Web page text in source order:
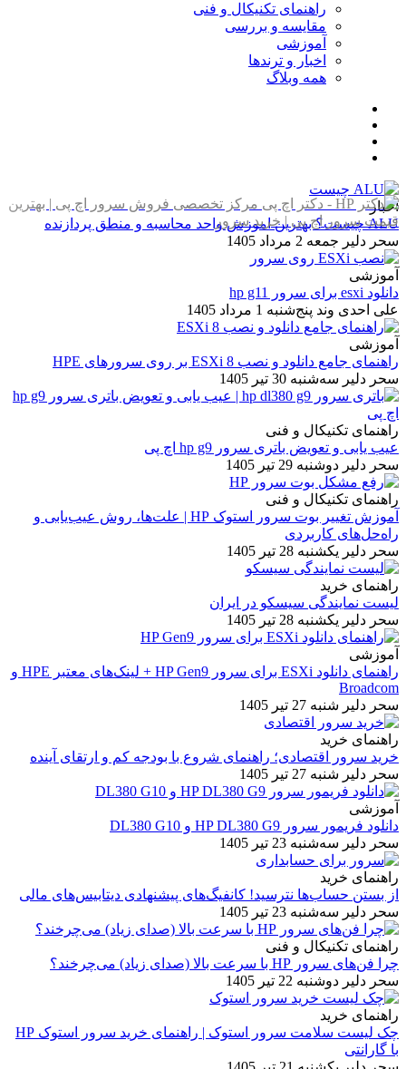
راهنمای تکنیکال و فنی
مقایسه و بررسی
آموزشی
اخبار و ترندها
همه وبلاگ
اخبار
ALU چیست؟ بهترین اموزش واحد محاسبه و منطق پردازنده
سحر دلیر جمعه 2 مرداد 1405
آموزشی
دانلود esxi برای سرور hp g11
علی احدی وند پنج‌شنبه 1 مرداد 1405
آموزشی
راهنمای جامع دانلود و نصب ESXi 8 بر روی سرورهای HPE
سحر دلیر سه‌شنبه 30 تیر 1405
راهنمای تکنیکال و فنی
عیب یابی و تعویض باتری سرور hp g9 اچ پی
سحر دلیر دوشنبه 29 تیر 1405
راهنمای تکنیکال و فنی
آموزش تغییر بوت سرور استوک HP | علت‌ها، روش عیب‌یابی و
راه‌حل‌های کاربردی
سحر دلیر یکشنبه 28 تیر 1405
راهنمای خرید
لیست نمایندگی سیسکو در ایران
سحر دلیر یکشنبه 28 تیر 1405
آموزشی
راهنمای دانلود ESXi برای سرور HP Gen9 + لینک‌های معتبر HPE و
Broadcom
سحر دلیر شنبه 27 تیر 1405
راهنمای خرید
خرید سرور اقتصادی؛ راهنمای شروع با بودجه کم و ارتقای آینده
سحر دلیر شنبه 27 تیر 1405
آموزشی
دانلود فریمور سرور HP DL380 G9 و DL380 G10
سحر دلیر سه‌شنبه 23 تیر 1405
راهنمای خرید
از بستن حساب‌ها نترسید! کانفیگ‌های پیشنهادی دیتابیس‌های مالی
سحر دلیر سه‌شنبه 23 تیر 1405
راهنمای تکنیکال و فنی
چرا فن‌های سرور HP با سرعت بالا (صدای زیاد) می‌چرخند؟
سحر دلیر دوشنبه 22 تیر 1405
راهنمای خرید
چک لیست سلامت سرور استوک | راهنمای خرید سرور استوک HP
با گارانتی